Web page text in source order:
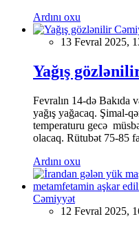
Ardını oxu
13 Fevral 2025,
Yağış
Fevralın 14-də Bakıda
yağış yağacaq. Şimal-
temperaturu gecə
olacaq. Rütubət 75-85
Ardını oxu
Cəmiyyət
12 Fevral 2025,